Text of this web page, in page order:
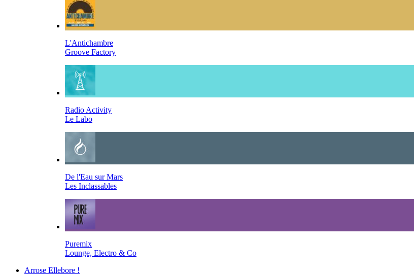
L'Antichambre
Groove Factory
Radio Activity
Le Labo
De l'Eau sur Mars
Les Inclassables
Puremix
Lounge, Electro & Co
Arrose Ellebore !